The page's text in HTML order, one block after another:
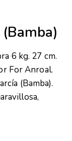
6 kg. 27 cm.
For Anroal.
(Bamba).